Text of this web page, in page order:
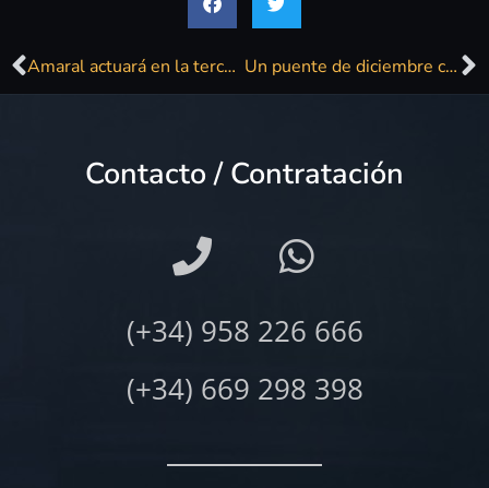
Amaral actuará en la tercera edición del Fulanita Fest Un puente de diciembre con mucho Sabor a Málaga: Gran feria en el Paseo del Parque
Contacto / Contratación
(+34) 958 226 666
(+34) 669 298 398